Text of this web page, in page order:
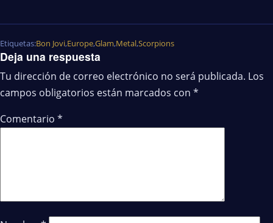
Etiquetas:Bon Jovi,Europe,Glam,Metal,Scorpions
Deja una respuesta
Tu dirección de correo electrónico no será publicada. Los
campos obligatorios están marcados con *
Comentario *